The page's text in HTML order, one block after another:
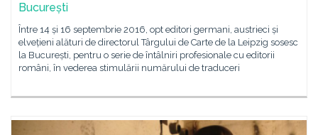
București
Între 14 și 16 septembrie 2016, opt editori germani, austrieci și
elvețieni alături de directorul Târgului de Carte de la Leipzig sosesc
la București, pentru o serie de întâlniri profesionale cu editorii
români, în vederea stimulării numărului de traduceri